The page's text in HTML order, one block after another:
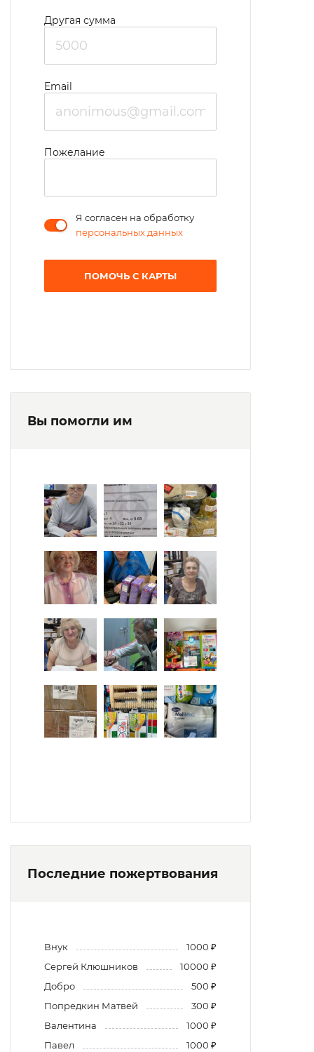
Другая сумма
Email
Пожелание
Я согласен на обработку
персональных данных
ПОМОЧЬ С КАРТЫ
Вы помогли им
Последние пожертвования
Внук
1000 ₽
Сергей Клюшников
10000 ₽
Добро
500 ₽
Попредкин Матвей
300 ₽
Валентина
1000 ₽
Павел
1000 ₽